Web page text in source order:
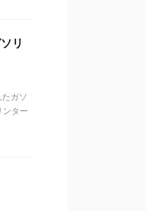
リ
ガソ
ンター